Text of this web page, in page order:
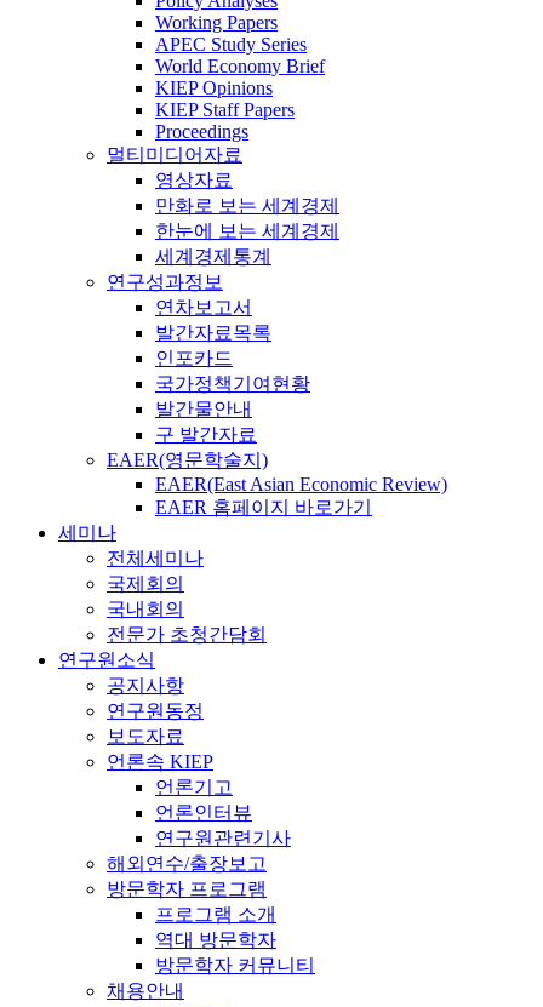
Working Papers
APEC Study Series
World Economy Brief
KIEP Opinions
KIEP Staff Papers
Proceedings
멀티미디어자료
영상자료
만화로 보는 세계경제
한눈에 보는 세계경제
세계경제통계
연구성과정보
연차보고서
발간자료목록
인포카드
국가정책기여현황
발간물안내
구 발간자료
EAER(영문학술지)
EAER(East Asian Economic Review)
EAER 홈페이지 바로가기
세미나
전체세미나
국제회의
국내회의
전문가 초청간담회
연구원소식
공지사항
연구원동정
보도자료
언론속 KIEP
언론기고
언론인터뷰
연구원관련기사
해외연수/출장보고
방문학자 프로그램
프로그램 소개
역대 방문학자
방문학자 커뮤니티
채용안내